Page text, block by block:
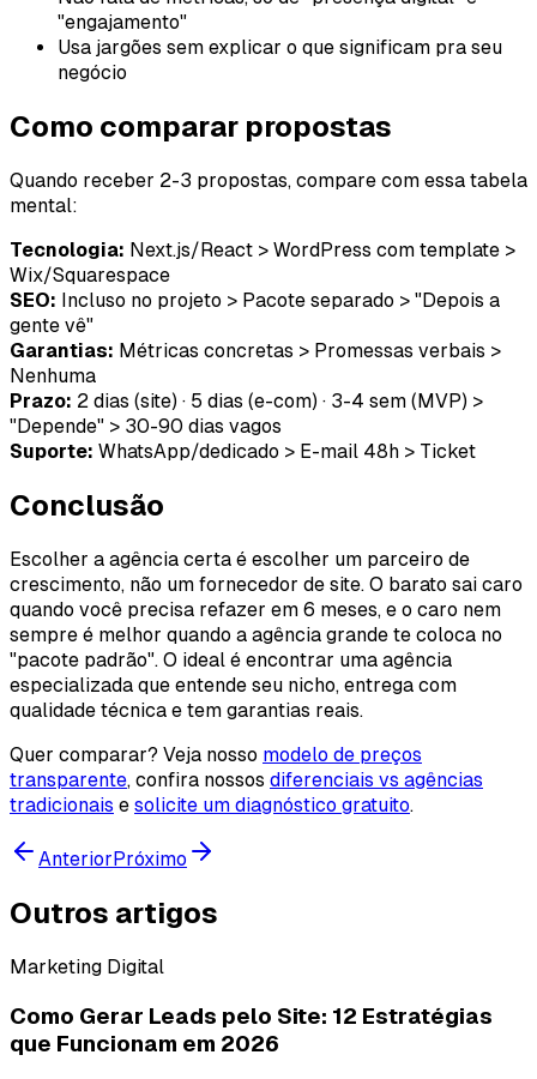
"engajamento"
Usa jargões sem explicar o que significam pra seu
negócio
Como comparar propostas
Quando receber 2-3 propostas, compare com essa tabela
mental:
Tecnologia: Next.js/React > WordPress com template >
Wix/Squarespace
SEO: Incluso no projeto > Pacote separado > "Depois a
gente vê"
Garantias: Métricas concretas > Promessas verbais >
Nenhuma
Prazo: 2 dias (site) · 5 dias (e-com) · 3-4 sem (MVP) >
"Depende" > 30-90 dias vagos
Suporte: WhatsApp/dedicado > E-mail 48h > Ticket
Conclusão
Escolher a agência certa é escolher um parceiro de
crescimento, não um fornecedor de site. O barato sai caro
quando você precisa refazer em 6 meses, e o caro nem
sempre é melhor quando a agência grande te coloca no
"pacote padrão". O ideal é encontrar uma agência
especializada que entende seu nicho, entrega com
qualidade técnica e tem garantias reais.
Quer comparar? Veja nosso modelo de preços
transparente, confira nossos diferenciais vs agências
tradicionais e solicite um diagnóstico gratuito.
AnteriorPróximo
Outros artigos
Marketing Digital
Como Gerar Leads pelo Site: 12 Estratégias
que Funcionam em 2026